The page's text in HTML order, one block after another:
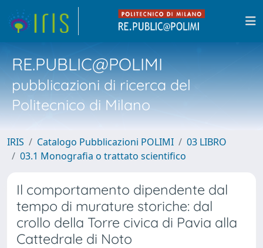
RE.PUBLIC@POLIMI
pubblicazioni di ricerca del
Politecnico di Milano
IRIS Catalogo Pubblicazioni POLIMI
03 LIBRO
03.1 Monografia o trattato scientifico
Il comportamento dipendente dal
tempo di murature storiche: dal
crollo della Torre civica di Pavia alla
Cattedrale di Noto